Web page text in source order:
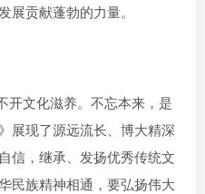
展贡献蓬勃的力量。
开文化滋养。不忘本来，是
展现了源远流长、博大精深
信，继承、发扬优秀传统文
民族精神相通，要弘扬伟大